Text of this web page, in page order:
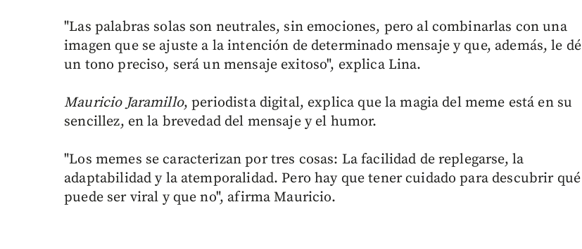
"Las palabras solas son neutrales, sin emociones, pero al combinarlas con una
imagen que se ajuste a la intención de determinado mensaje y que, además, le dé
un tono preciso, será un mensaje exitoso", explica Lina.
Mauricio Jaramillo, periodista digital, explica que la magia del meme está en su
sencillez, en la brevedad del mensaje y el humor.
"Los memes se caracterizan por tres cosas: La facilidad de replegarse, la
adaptabilidad y la atemporalidad. Pero hay que tener cuidado para descubrir qué
puede ser viral y que no", afirma Mauricio.